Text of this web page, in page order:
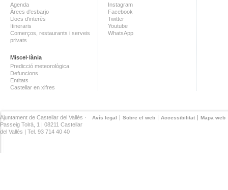
Agenda
Àrees d'esbarjo
Llocs d'interès
Itineraris
Comerços, restaurants i serveis
privats
Miscel·lània
Predicció meteorològica
Defuncions
Entitats
Castellar en xifres
Instagram
Facebook
Twitter
Youtube
WhatsApp
Avís legal Sobre el web Accessibilitat Mapa web
Ajuntament de Castellar del Vallès ·
Passeig Tolrà, 1 | 08211 Castellar
del Vallès | Tel. 93 714 40 40